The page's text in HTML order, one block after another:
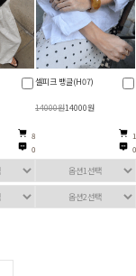
8
0
셀피크 뱅글(H07)
14000원14000원
1
0